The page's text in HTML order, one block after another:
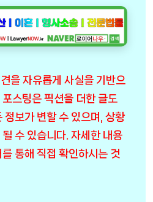
을 자유롭게 사실을 기반으
스팅은 픽션을 더한 글도
정보가 변할 수 있으며, 상황
수 있습니다. 자세한 내용
통해 직접 확인하시는 것